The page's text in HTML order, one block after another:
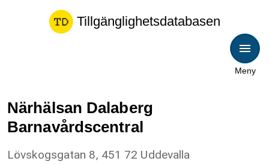
Tillgänglighetsdatabasen
Meny
Närhälsan Dalaberg
Barnavårdscentral
Lövskogsgatan 8, 451 72 Uddevalla